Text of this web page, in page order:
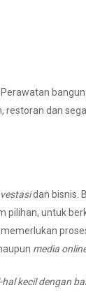
restoran dan
dan bisnis.
untuk
media
kecil dengan